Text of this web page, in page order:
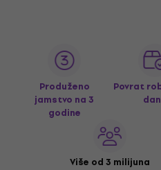
Produženo
jamstvo na 3
godine
Povrat
Više od 3 milijuna